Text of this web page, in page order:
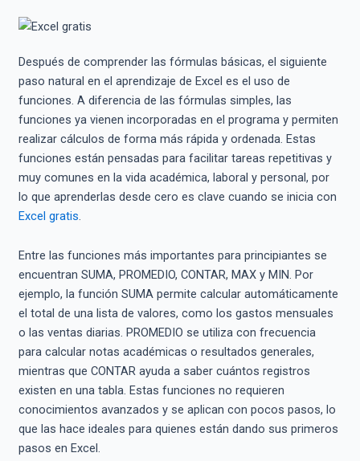
Después de comprender las fórmulas básicas, el siguiente
paso natural en el aprendizaje de Excel es el uso de
funciones. A diferencia de las fórmulas simples, las
funciones ya vienen incorporadas en el programa y permiten
realizar cálculos de forma más rápida y ordenada. Estas
funciones están pensadas para facilitar tareas repetitivas y
muy comunes en la vida académica, laboral y personal, por
lo que aprenderlas desde cero es clave cuando se inicia con
Excel gratis.
Entre las funciones más importantes para principiantes se
encuentran SUMA, PROMEDIO, CONTAR, MAX y MIN. Por
ejemplo, la función SUMA permite calcular automáticamente
el total de una lista de valores, como los gastos mensuales
o las ventas diarias. PROMEDIO se utiliza con frecuencia
para calcular notas académicas o resultados generales,
mientras que CONTAR ayuda a saber cuántos registros
existen en una tabla. Estas funciones no requieren
conocimientos avanzados y se aplican con pocos pasos, lo
que las hace ideales para quienes están dando sus primeros
pasos en Excel.